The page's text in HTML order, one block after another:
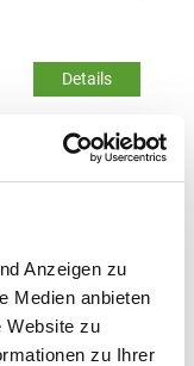
Anzeigen zu
Medien anbieten
Website zu
zu Ihrer
Details